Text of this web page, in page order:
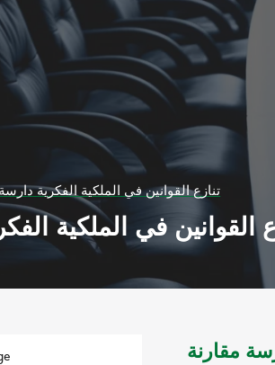
تنازع القوانين في الملكية الفكرية
القوانين في الملكية
مقارنة